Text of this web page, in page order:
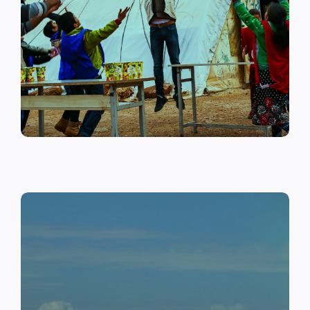
على أهمية حماية الطفل وإنشاء
مراكز لبناء القدرات والتوعية
الصحية والنفسية.
اقرأ المزيد